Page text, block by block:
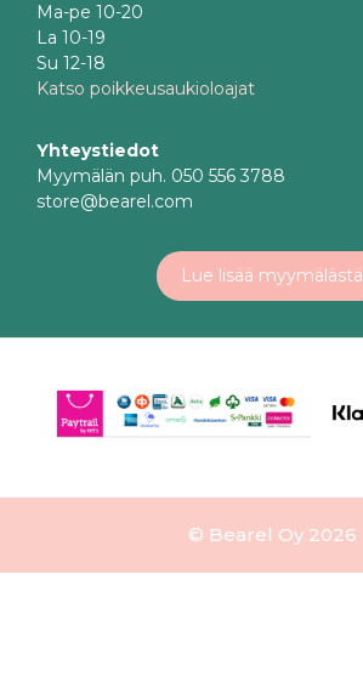
Ma-pe 10-20
La 10-19
Su 12-18
Katso poikkeusaukioloajat
Yhteystiedot
Myymälän puh. 050 556 3788
store@bearel.com
Lue lisää myymälästä
© Bearel Oy 2026